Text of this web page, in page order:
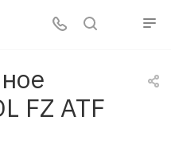
FZ ATF